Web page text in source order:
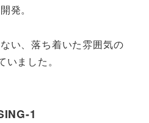
発。
い、落ち着いた雰囲気の
ました。
1